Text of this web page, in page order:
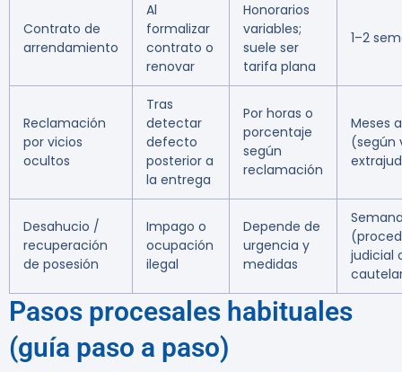
Contrato de
arrendamiento
Al
formalizar
contrato o
renovar
Honorarios
variables;
suele ser
tarifa plana
1–2
Reclamación
por vicios
ocultos
Tras
detectar
defecto
posterior a
la entrega
Por horas o
porcentaje
según
reclamación
Meses
(según
Desahucio /
recuperación
de posesión
Impago o
ocupación
ilegal
Depende de
urgencia y
medidas
judicial
Pasos procesales habituales
(guía paso a paso)